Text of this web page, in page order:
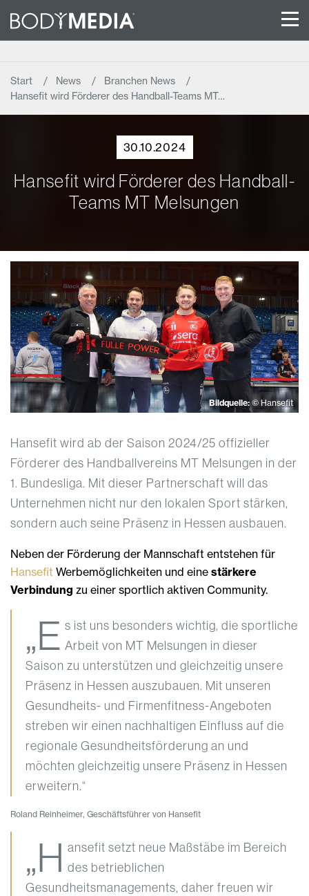
Start News
Branchen News
Hansefit wird Förderer des Handball-Teams MT…
30.10.2024
Hansefit wird Förderer des Handball-
Teams MT Melsungen
Bildquelle:© Hansefit
Hansefit wird ab der Saison 2024/25 offizieller
Förderer des Handballvereins MT Melsungen in der
1. Bundesliga. Mit dieser Partnerschaft will das
Unternehmen nicht nur den lokalen Sport stärken,
sondern auch seine Präsenz in Hessen ausbauen.
Neben der Förderung der Mannschaft entstehen für
Hansefit Werbemöglichkeiten und eine stärkere
Verbindung zu einer sportlich aktiven Community.
„E s ist uns besonders wichtig, die sportliche
Arbeit von MT Melsungen in dieser
Saison zu unterstützen und gleichzeitig unsere
Präsenz in Hessen auszubauen. Mit unseren
Gesundheits- und Firmenfitness-Angeboten
streben wir einen nachhaltigen Einfluss auf die
regionale Gesundheitsförderung an und
möchten gleichzeitig unsere Präsenz in Hessen
erweitern.“
Roland Reinheimer, Geschäftsführer von Hansefit
„H ansefit setzt neue Maßstäbe im Bereich
des betrieblichen
Gesundheitsmanagements, daher freuen wir